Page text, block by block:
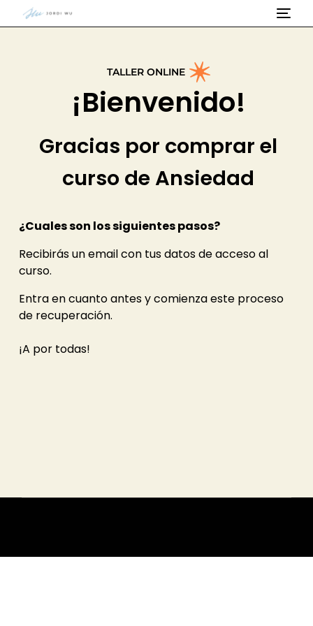
TALLER ONLINE
¡Bienvenido!
Gracias por comprar el
curso de Ansiedad
¿Cuales son los siguientes pasos?
Recibirás un email con tus datos de acceso al
curso.
Entra en cuanto antes y comienza este proceso
de recuperación.
¡A por todas!